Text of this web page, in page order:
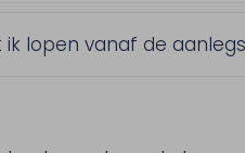
een wandeling in het
lopen vanaf de
lange wandeling nodig